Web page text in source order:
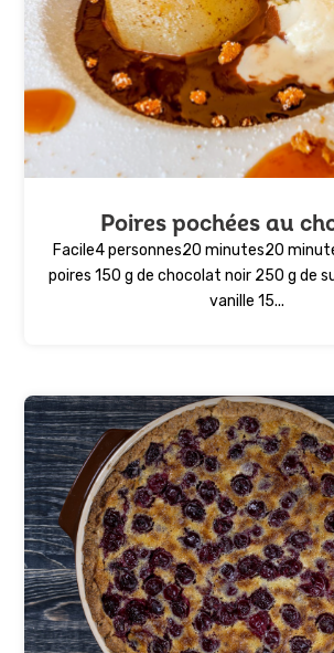
Poires pochées au
Facile4 personnes20 minutes20
poires 150 g de chocolat noir 250 g de
vanille 15...